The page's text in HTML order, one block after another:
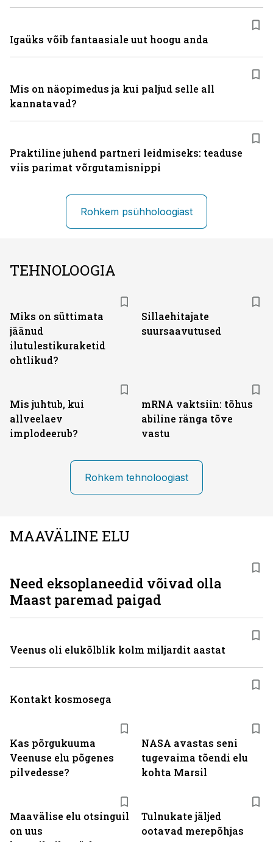
Igaüks võib fantaasiale uut hoogu anda
Mis on näopimedus ja kui paljud selle all
kannatavad?
Praktiline juhend partneri leidmiseks: teaduse
viis parimat võrgutamisnippi
Rohkem psühholoogiast
TEHNOLOOGIA
Miks on süttimata
jäänud
ilutulestikuraketid
ohtlikud?
Sillaehitajate
suursaavutused
Mis juhtub, kui
allveelaev
implodeerub?
mRNA vaktsiin: tõhus
abiline ränga tõve
vastu
Rohkem tehnoloogiast
MAAVÄLINE ELU
Kas põrgukuuma
Veenuse elu põgenes
pilvedesse?
NASA avastas seni
tugevaima tõendi elu
kohta Marsil
Maavälise elu otsinguil
on uus
Tulnukate jäljed
ootavad merepõhjas
Need eksoplaneedid võivad olla
Maast paremad paigad
Veenus oli elukõlblik kolm miljardit aastat
Kontakt kosmosega